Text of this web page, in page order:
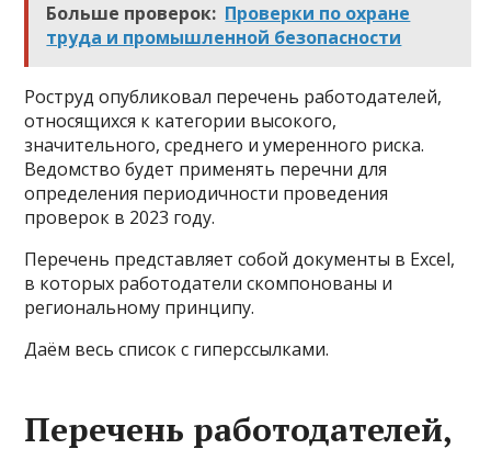
Больше проверок: Проверки по охране
труда и промышленной безопасности
Роструд опубликовал перечень работодателей,
относящихся к категории высокого,
значительного, среднего и умеренного риска.
Ведомство будет применять перечни для
определения периодичности проведения
проверок в 2023 году.
Перечень представляет собой документы в Excel,
в которых работодатели скомпонованы и
региональному принципу.
Даём весь список с гиперссылками.
Перечень работодателей,